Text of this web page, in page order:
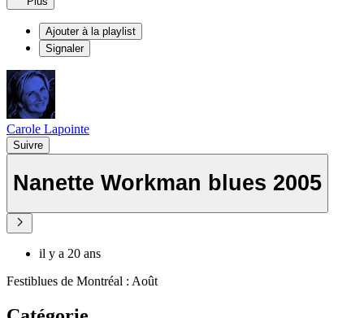
Ajouter à la playlist
Signaler
Carole Lapointe
Suivre
Nanette Workman blues 2005
il y a 20 ans
Festiblues de Montréal : Août